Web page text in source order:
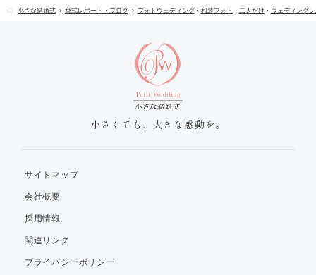
小さな結婚式 挙式レポート・ブログ フォトウェディング・ 和装フォト ・ 二人だけ・ ウェディング
小さくても、大きな感動を。
サイトマップ
会社概要
採用情報
関連リンク
プライバシーポリシー